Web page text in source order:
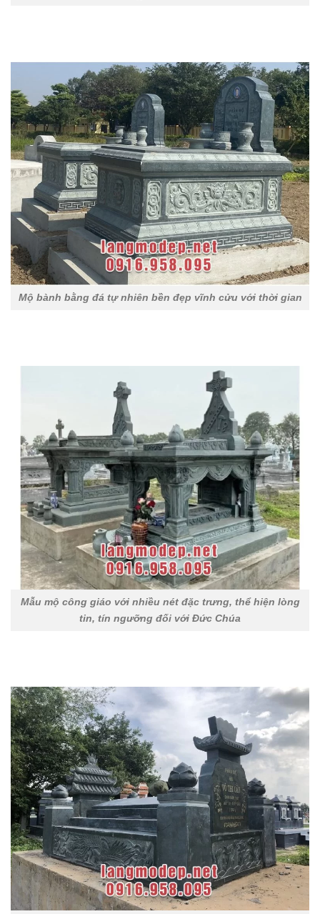
Mộ bành bằng đá tự nhiên bền đẹp vĩnh cửu với thời gian
Mẫu mộ công giáo với nhiều nét đặc trưng, thể hiện lòng
tin, tín ngưỡng đối với Đức Chúa